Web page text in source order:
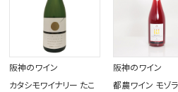
阪神のワイン
カタシモワイナリー たこ
阪神のワイン
都農ワイン モゾ